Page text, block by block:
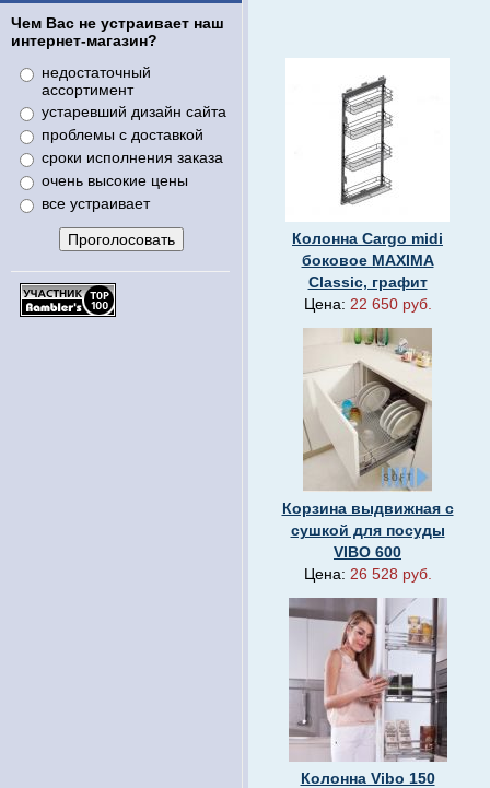
Чем Вас не устраивает наш
интернет-магазин?
недостаточный
ассортимент
устаревший дизайн сайта
проблемы с доставкой
сроки исполнения заказа
очень высокие цены
все устраивает
Колонна Cargo midi
боковое MAXIMA
Classic, графит
Цена: 22 650 руб.
Корзина выдвижная с
сушкой для посуды
VIBO 600
Цена: 26 528 руб.
Колонна Vibo 150